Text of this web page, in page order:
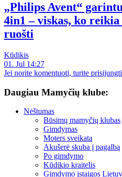
„Philips Avent“
4in1 – viskas, ko
ruošti
Kūdikis
01. Jul 14:27
Jei norite komentuoti, turite prisijungti
Daugiau Mamyčių klube:
Nėštumas
Būsimų mamyčių klubas
Gimdymas
Moters sveikata
Akušerė skuba į pagalbą
Po gimdymo
Kūdikio kraitelis
Gimdymo įstaigos